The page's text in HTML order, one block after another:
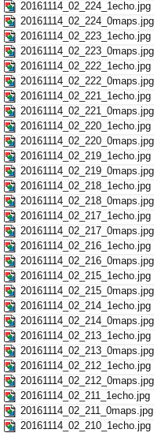
20161114_02_224_1echo.jpg
20161114_02_224_0maps.jpg
20161114_02_223_1echo.jpg
20161114_02_223_0maps.jpg
20161114_02_222_1echo.jpg
20161114_02_222_0maps.jpg
20161114_02_221_1echo.jpg
20161114_02_221_0maps.jpg
20161114_02_220_1echo.jpg
20161114_02_220_0maps.jpg
20161114_02_219_1echo.jpg
20161114_02_219_0maps.jpg
20161114_02_218_1echo.jpg
20161114_02_218_0maps.jpg
20161114_02_217_1echo.jpg
20161114_02_217_0maps.jpg
20161114_02_216_1echo.jpg
20161114_02_216_0maps.jpg
20161114_02_215_1echo.jpg
20161114_02_215_0maps.jpg
20161114_02_214_1echo.jpg
20161114_02_214_0maps.jpg
20161114_02_213_1echo.jpg
20161114_02_213_0maps.jpg
20161114_02_212_1echo.jpg
20161114_02_212_0maps.jpg
20161114_02_211_1echo.jpg
20161114_02_211_0maps.jpg
20161114_02_210_1echo.jpg